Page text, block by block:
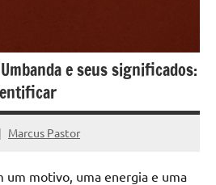
e seus significados:
Marcus Pastor
um motivo, uma energia e uma